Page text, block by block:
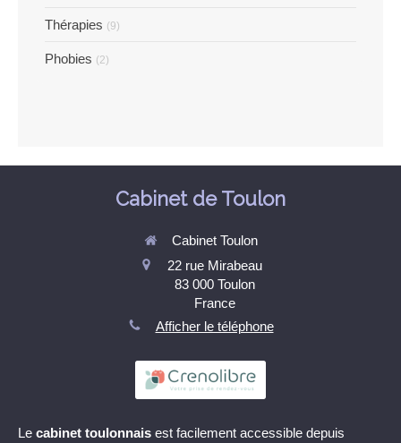
Thérapies (9)
Phobies (2)
Cabinet de Toulon
Cabinet Toulon
22 rue Mirabeau
83 000 Toulon
France
Afficher le téléphone
Le cabinet toulonnais est facilement accessible depuis